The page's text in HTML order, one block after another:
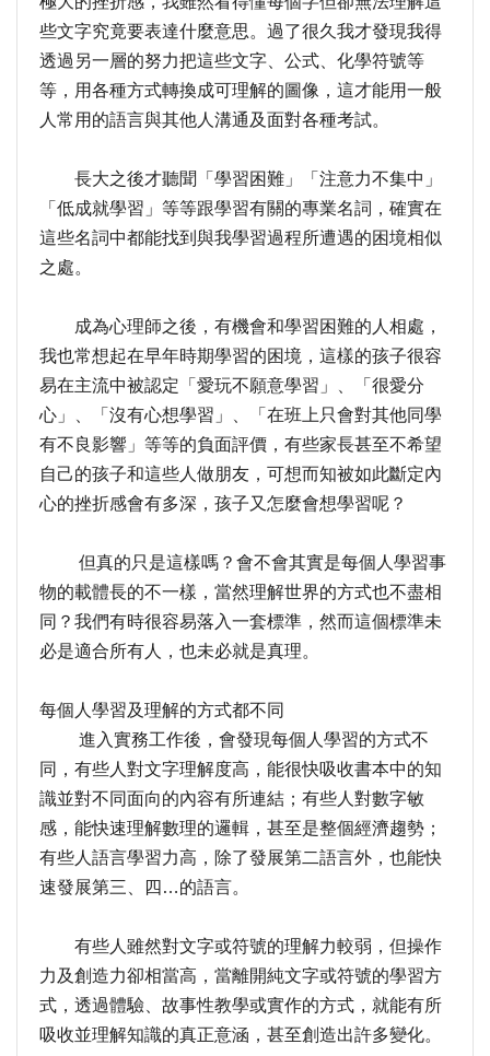
些文字究竟要表達什麼意思。過了很久我才發現我得
透過另一層的努力把這些文字、公式、化學符號等
等，用各種方式轉換成可理解的圖像，這才能用一般
人常用的語言與其他人溝通及面對各種考試。
長大之後才聽聞「學習困難」「注意力不集中」
「低成就學習」等等跟學習有關的專業名詞，確實在
這些名詞中都能找到與我學習過程所遭遇的困境相似
之處。
成為心理師之後，有機會和學習困難的人相處，
我也常想起在早年時期學習的困境，這樣的孩子很容
易在主流中被認定「愛玩不願意學習」、「很愛分
心」、「沒有心想學習」、「在班上只會對其他同學
有不良影響」等等的負面評價，有些家長甚至不希望
自己的孩子和這些人做朋友，可想而知被如此斷定內
心的挫折感會有多深，孩子又怎麼會想學習呢？
但真的只是這樣嗎？會不會其實是每個人學習事
物的載體長的不一樣，當然理解世界的方式也不盡相
同？我們有時很容易落入一套標準，然而這個標準未
必是適合所有人，也未必就是真理。
每個人學習及理解的方式都不同
進入實務工作後，會發現每個人學習的方式不
同，有些人對文字理解度高，能很快吸收書本中的知
識並對不同面向的內容有所連結；有些人對數字敏
感，能快速理解數理的邏輯，甚至是整個經濟趨勢；
有些人語言學習力高，除了發展第二語言外，也能快
速發展第三、四…的語言。
有些人雖然對文字或符號的理解力較弱，但操作
力及創造力卻相當高，當離開純文字或符號的學習方
式，透過體驗、故事性教學或實作的方式，就能有所
吸收並理解知識的真正意涵，甚至創造出許多變化。